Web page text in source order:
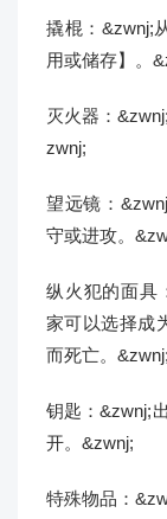
撬棍：&zwnj;
用或储存】。
灭火器：
zwnj;
望远镜：
守或进攻。
纵火犯的面具
家可以选择成
而死亡。&zwnj;
钥匙：&zwnj;
开。&zwnj;
特殊物品：